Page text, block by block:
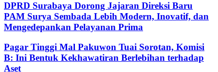
DPRD Surabaya Dorong Jajaran Direksi Baru
PAM Surya Sembada Lebih Modern, Inovatif, dan
Mengedepankan Pelayanan Prima
Pagar Tinggi Mal Pakuwon Tuai Sorotan, Komisi
B: Ini Bentuk Kekhawatiran Berlebihan terhadap
Aset